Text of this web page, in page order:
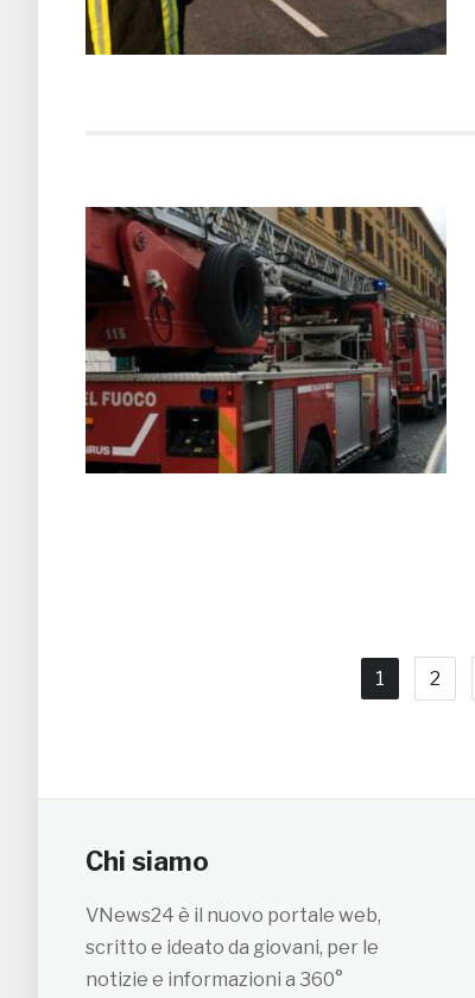
1 2
Chi siamo
VNews24 è il nuovo portale web,
scritto e ideato da giovani, per le
notizie e informazioni a 360°